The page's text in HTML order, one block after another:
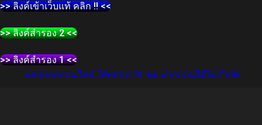
>> ลิงค์เข้าเว็บแท้ คลิก !! <<
>> ลิงค์สำรอง 2 <<
>> ลิงค์สำรอง 1 <<
แทงบอลออนไลน์ ได้ตลอด 24 ชม ฝากถอนได้ไม่จำกัด